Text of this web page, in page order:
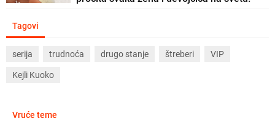
Tagovi
serija trudnoća drugo stanje štreberi VIP
Kejli Kuoko
Vruće teme